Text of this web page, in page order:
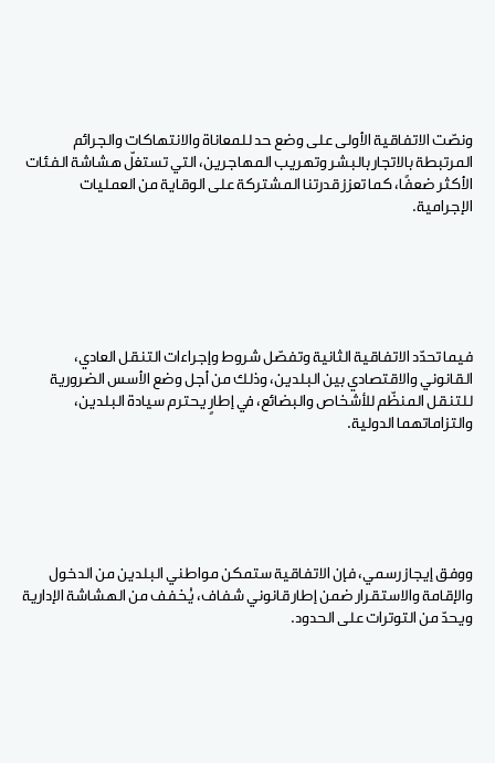
ونصّت الاتفاقية الأولى على وضع حد للمعاناة والانتهاكات والجرائم
المرتبطة بالاتجار بالبشر وتهريب المهاجرين، التي تستغلّ هشاشة الفئات
الأكثر ضعفًا، كما تعزز قدرتنا المشتركة على الوقاية من العمليات
الإجرامية.
فيما تحدّد الاتفاقية الثانية وتفصّل شروط وإجراءات التنقل العادي،
القانوني والاقتصادي بين البلدين، وذلك من أجل وضع الأسس الضرورية
للتنقل المنظّم للأشخاص والبضائع، في إطارٍ يحترم سيادة البلدين،
والتزاماتهما الدولية.
ووفق إيجاز رسمي، فإن الاتفاقية ستمكن مواطني البلدين من الدخول
والإقامة والاستقرار ضمن إطار قانوني شفاف، يُخفف من الهشاشة الإدارية
ويحدّ من التوترات على الحدود.